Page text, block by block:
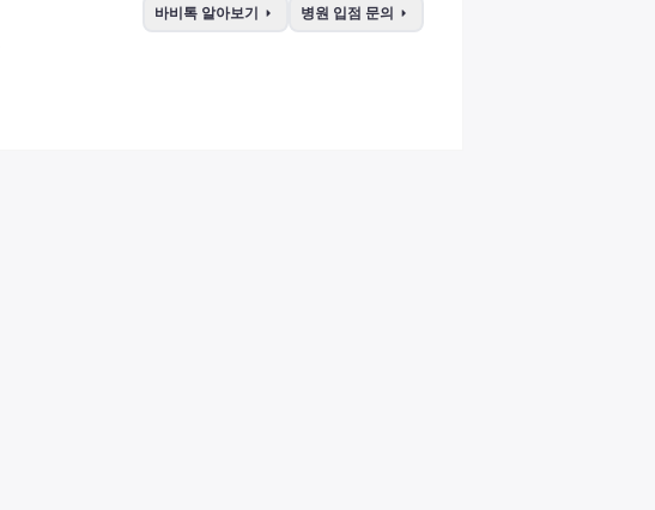
바비톡 알아보기 arrow_right 병원 입점 문의 arrow_right